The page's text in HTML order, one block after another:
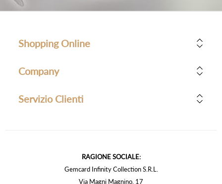
Shopping Online
Company
Servizio Clienti
RAGIONE SOCIALE:
Gemcard Infinity Collection S.R.L.
Via Magni Magnino, 17